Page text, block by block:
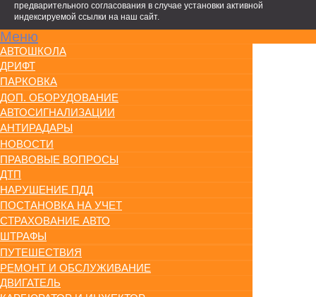
предварительного согласования в случае установки активной
индексируемой ссылки на наш сайт.
Меню
АВТОШКОЛА
ДРИФТ
ПАРКОВКА
ДОП. ОБОРУДОВАНИЕ
АВТОСИГНАЛИЗАЦИИ
АНТИРАДАРЫ
НОВОСТИ
ПРАВОВЫЕ ВОПРОСЫ
ДТП
НАРУШЕНИЕ ПДД
ПОСТАНОВКА НА УЧЕТ
СТРАХОВАНИЕ АВТО
ШТРАФЫ
ПУТЕШЕСТВИЯ
РЕМОНТ И ОБСЛУЖИВАНИЕ
ДВИГАТЕЛЬ